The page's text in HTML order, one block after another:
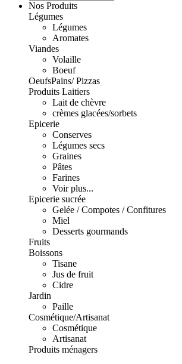
Nos Produits
Légumes
Légumes
Aromates
Viandes
Volaille
Boeuf
OeufsPains/ Pizzas
Produits Laitiers
Lait de chèvre
crèmes glacées/sorbets
Epicerie
Conserves
Légumes secs
Graines
Pâtes
Farines
Voir plus...
Epicerie sucrée
Gelée / Compotes / Confitures
Miel
Desserts gourmands
Fruits
Boissons
Tisane
Jus de fruit
Cidre
Jardin
Paille
Cosmétique/Artisanat
Cosmétique
Artisanat
Produits ménagers